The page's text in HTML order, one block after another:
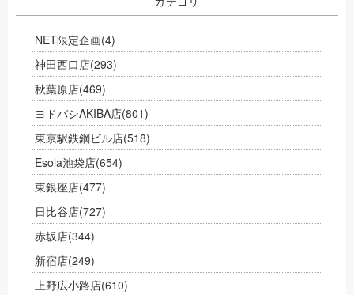
NET限定企画(4)
神田西口店(293)
秋葉原店(469)
ヨドバシAKIBA店(801)
東京駅鉄鋼ビル店(518)
Esola池袋店(654)
東銀座店(477)
日比谷店(727)
赤坂店(344)
新宿店(249)
上野広小路店(610)